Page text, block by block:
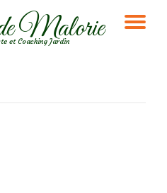
Malorie
et Coaching Jardin